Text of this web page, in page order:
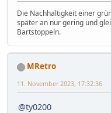
Die Nachhaltigkeit einer
später an nur gering und
Bartstoppeln.
MRetro
11. November 2023, 17:32:36
@ty0200